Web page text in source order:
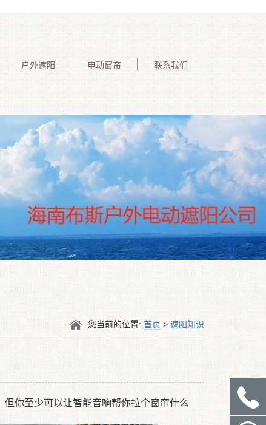
户外遮阳 电动窗帘 联系我们
您当前的位置: 首页 > 遮阳知识
但你至少可以让智能音响帮你拉个窗帘什么